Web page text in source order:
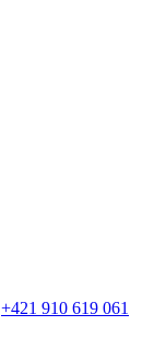
+421 910 619 061